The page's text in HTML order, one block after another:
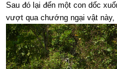
Sau đó lại đến một con dốc
vượt qua chướng ngại vật này,